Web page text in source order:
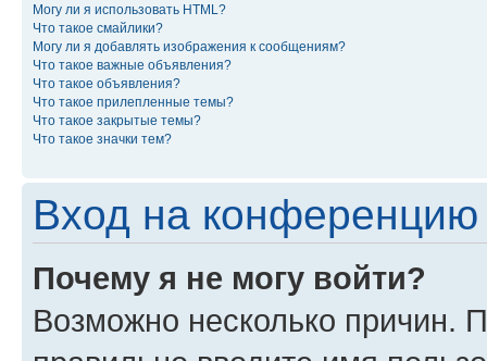
Могу ли я использовать HTML?
Что такое смайлики?
Могу ли я добавлять изображения к сообщениям?
Что такое важные объявления?
Что такое объявления?
Что такое прилепленные темы?
Что такое закрытые темы?
Что такое значки тем?
Вход на конференцию
Почему я не могу войти?
Возможно несколько причин.